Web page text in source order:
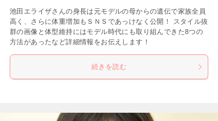
池田エライザさんの身長は元モデルの母からの遺伝で家族全員
高く、さらに体重増加もＳＮＳであっけなく公開！ スタイル抜
群の画像と体型維持にはモデル時代にも取り組んできた8つの
方法があったなど詳細情報をお伝えします！
続きを読む